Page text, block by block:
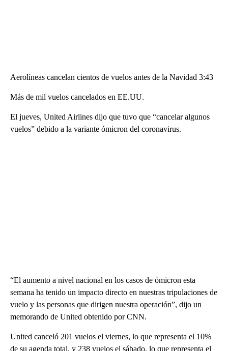
Aerolíneas cancelan cientos de vuelos antes de la Navidad 3:43
Más de mil vuelos cancelados en EE.UU.
El jueves, United Airlines dijo que tuvo que “cancelar algunos
vuelos” debido a la variante ómicron del coronavirus.
“El aumento a nivel nacional en los casos de ómicron esta
semana ha tenido un impacto directo en nuestras tripulaciones de
vuelo y las personas que dirigen nuestra operación”, dijo un
memorando de United obtenido por CNN.
United canceló 201 vuelos el viernes, lo que representa el 10%
de su agenda total, y 238 vuelos el sábado, lo que representa el